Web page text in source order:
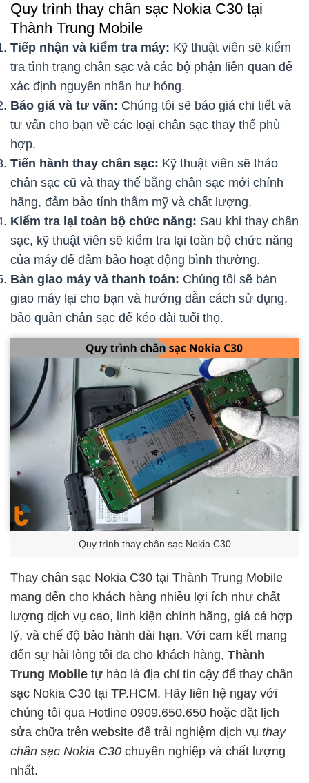
Quy trình thay chân sạc Nokia C30 tại
Thành Trung Mobile
Tiếp nhận và kiểm tra máy: Kỹ thuật viên sẽ kiểm
tra tình trạng chân sạc và các bộ phận liên quan để
xác định nguyên nhân hư hỏng.
Báo giá và tư vấn: Chúng tôi sẽ báo giá chi tiết và
tư vấn cho bạn về các loại chân sạc thay thế phù
hợp.
Tiến hành thay chân sạc: Kỹ thuật viên sẽ tháo
chân sạc cũ và thay thế bằng chân sạc mới chính
hãng, đảm bảo tính thẩm mỹ và chất lượng.
Kiểm tra lại toàn bộ chức năng: Sau khi thay chân
sạc, kỹ thuật viên sẽ kiểm tra lại toàn bộ chức năng
của máy để đảm bảo hoạt động bình thường.
Bàn giao máy và thanh toán: Chúng tôi sẽ bàn
giao máy lại cho bạn và hướng dẫn cách sử dụng,
bảo quản chân sạc để kéo dài tuổi thọ.
Quy trình thay chân sạc Nokia C30
Thay chân sạc Nokia C30 tại Thành Trung Mobile
mang đến cho khách hàng nhiều lợi ích như chất
lượng dịch vụ cao, linh kiện chính hãng, giá cả hợp
lý, và chế độ bảo hành dài hạn. Với cam kết mang
đến sự hài lòng tối đa cho khách hàng, Thành
Trung Mobile tự hào là địa chỉ tin cậy để thay chân
sạc Nokia C30 tại TP.HCM. Hãy liên hệ ngay với
chúng tôi qua Hotline 0909.650.650 hoặc đặt lịch
sửa chữa trên website để trải nghiệm dịch vụ thay
chân sạc Nokia C30 chuyên nghiệp và chất lượng
nhất.